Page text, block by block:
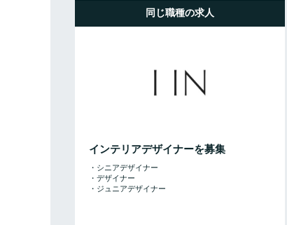
同じ職種の求人
インテリアデザイナーを募集
・シニアデザイナー
・デザイナー
・ジュニアデザイナー